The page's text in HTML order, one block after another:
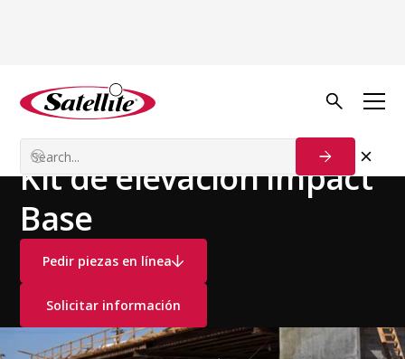
Ver todos los productos
Baños Portátiles Kits de Elevadores para Baños
Kit de elevación Impact
Base
Pedir piezas en línea
Solicitar información